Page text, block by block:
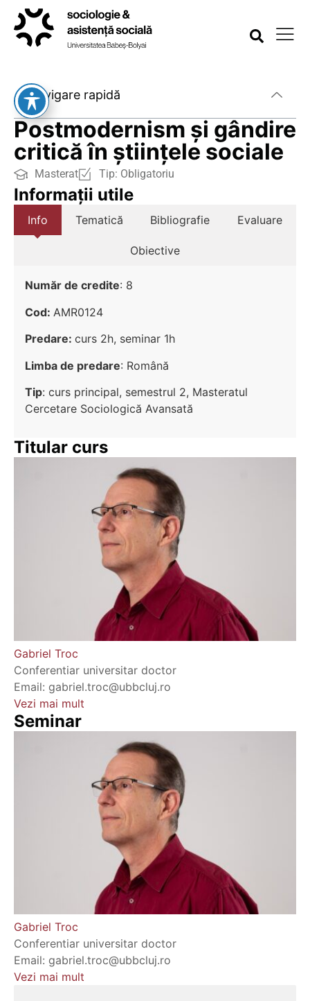
Postmodernism şi gândire
critică în ştiinţele sociale
Masterat Tip: Obligatoriu
Informații utile
Info Tematică Bibliografie Evaluare
Obiective
Număr de credite: 8
Cod: AMR0124
Predare: curs 2h, seminar 1h
Limba de predare: Română
Tip: curs principal, semestrul 2, Masteratul
Cercetare Sociologică Avansată
Titular curs
Gabriel Troc
Conferentiar universitar doctor
Email: gabriel.troc@ubbcluj.ro
Vezi mai mult
Seminar
Gabriel Troc
Conferentiar universitar doctor
Email: gabriel.troc@ubbcluj.ro
Vezi mai mult
Navigare rapidă